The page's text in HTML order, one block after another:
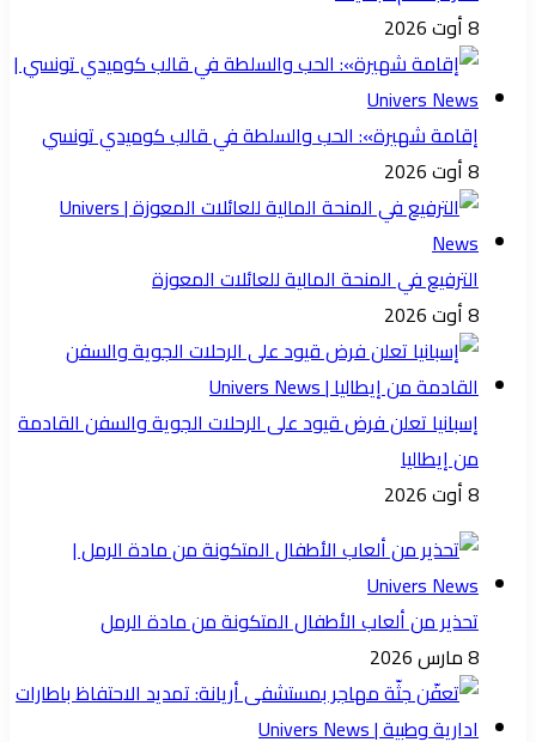
8 أوت 2026
إقامة شهيرة»: الحب والسلطة في قالب كوميدي تونسي
8 أوت 2026
الترفيع في المنحة المالية للعائلات المعوزة
8 أوت 2026
إسبانيا تعلن فرض قيود على الرحلات الجوية والسفن القادمة
من إيطاليا
8 أوت 2026
تحذير من ألعاب الأطفال المتكونة من مادة الرمل
8 مارس 2026